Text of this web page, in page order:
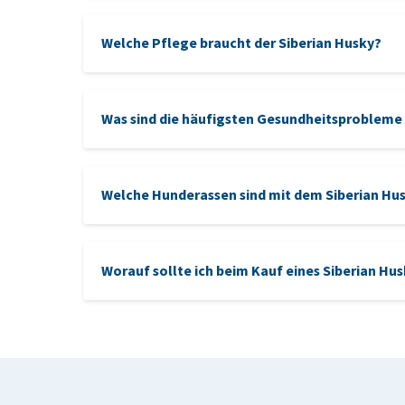
Welche Pflege braucht der Siberian Husky?
Reinigung der Ohren
Was sind die häufigsten
Welche Hunderassen sind mit dem Siberian
Worauf sollte ich beim Kauf eines Siberian